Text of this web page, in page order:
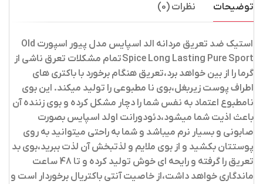
توضیحات نظرات (0)
استیک ضد تعریق مردانه الد اسپایس مدل پیور اسپورت Old
Spice Long Lasting Pure Sportتمام مشکلات تعرق ناشی از
گرما را از بین خواهد برد،تعریق هنگام برخورد با باکتری های
اطراف پوست زیربغل،بوی نا مطبوعی را تولید میکند. این بوی
نامطبوع اعتماد به نفس شما را دچار مشکل کرده و بوی زننده آن
باعث اذیت شما میشود،دئودورانت اولد اسپایس بصورت
صابونی و بسیار نرم میباشد و شما به راحتی میتوانید به روی
پوستتان بکشید و از بوی ملایم و لذتبخش آن لذت ببرید،بوی بد
تعریق را گرفته و رایحه ای خوش تولید کرده و تا 48 ساعت
ماندگاری خواهد داشت،از خاصیت آنتی باکتریال برخوردار است و